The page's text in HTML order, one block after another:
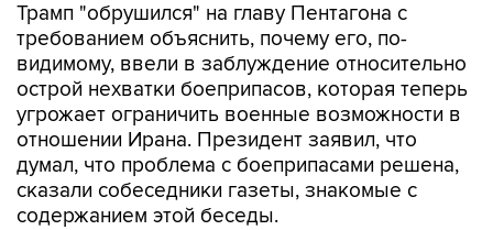
Трамп "обрушился" на главу Пентагона с
требованием объяснить, почему его, по-
видимому, ввели в заблуждение относительно
острой нехватки боеприпасов, которая теперь
угрожает ограничить военные возможности в
отношении Ирана. Президент заявил, что
думал, что проблема с боеприпасами решена,
сказали собеседники газеты, знакомые с
содержанием этой беседы.